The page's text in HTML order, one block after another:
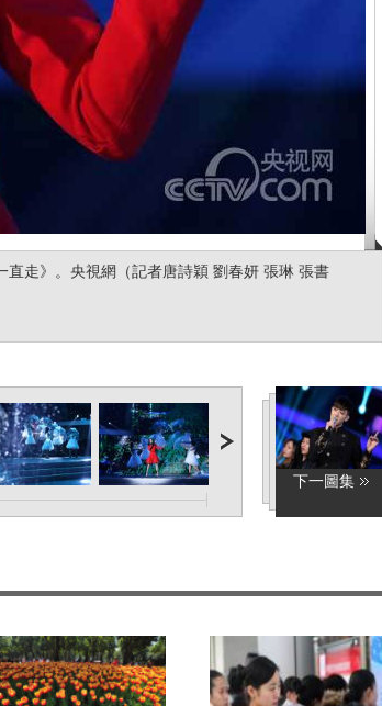
直走》。央視網（記者唐詩穎 劉春妍 張琳 張書
下一圖集